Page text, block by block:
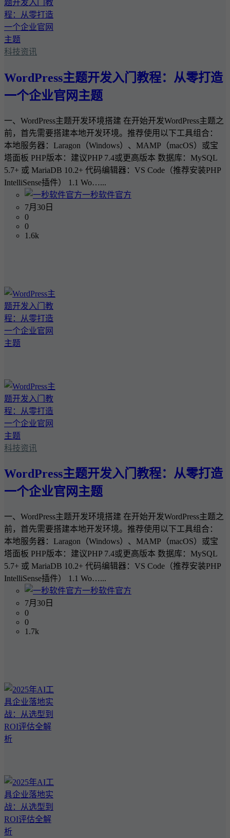
科技资讯
WordPress主题开发入门教程：从零打造
一个企业官网主题
一、WordPress主题开发环境搭建 在开始开发WordPress主题之
前，首先需要搭建本地开发环境。推荐使用以下工具组合：
本地服务器：Laragon（Windows）、MAMP（macOS）或宝
塔面板 PHP版本：建议PHP 7.4或更高版本 数据库：MySQL
5.7+ 或 MariaDB 10.2+ 代码编辑器：VS Code（推荐安装PHP
IntelliSense插件） 1.1 Wo…...
一秒软件官方
7月30日
0
0
1.6k
科技资讯
WordPress主题开发入门教程：从零打造
一个企业官网主题
一、WordPress主题开发环境搭建 在开始开发WordPress主题之
前，首先需要搭建本地开发环境。推荐使用以下工具组合：
本地服务器：Laragon（Windows）、MAMP（macOS）或宝
塔面板 PHP版本：建议PHP 7.4或更高版本 数据库：MySQL
5.7+ 或 MariaDB 10.2+ 代码编辑器：VS Code（推荐安装PHP
IntelliSense插件） 1.1 Wo…...
一秒软件官方
7月30日
0
0
1.7k